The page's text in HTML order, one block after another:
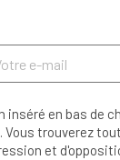
en bas de
trouverez
et